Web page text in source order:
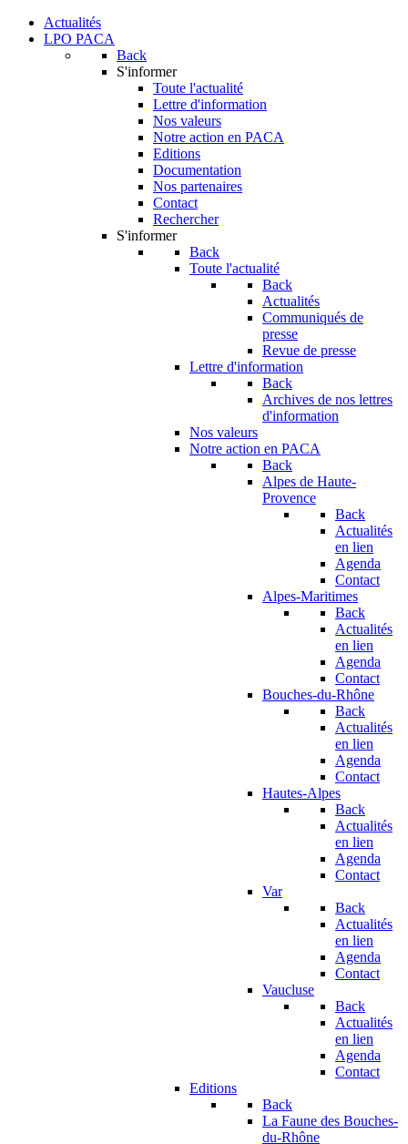
Actualités
LPO PACA
Back
S'informer
Toute l'actualité
Lettre d'information
Nos valeurs
Notre action en PACA
Editions
Documentation
Nos partenaires
Contact
Rechercher
S'informer
Back
Toute l'actualité
Back
Actualités
Communiqués de
presse
Revue de presse
Lettre d'information
Back
Archives de nos lettres
d'information
Nos valeurs
Notre action en PACA
Back
Alpes de Haute-
Provence
Back
Actualités
en lien
Agenda
Contact
Alpes-Maritimes
Back
Actualités
en lien
Agenda
Contact
Bouches-du-Rhône
Back
Actualités
en lien
Agenda
Contact
Hautes-Alpes
Back
Actualités
en lien
Agenda
Contact
Var
Back
Actualités
en lien
Agenda
Contact
Vaucluse
Back
Actualités
en lien
Agenda
Contact
Editions
Back
La Faune des Bouches-
du-Rhône